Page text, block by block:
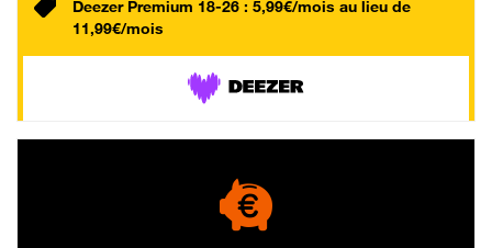
Deezer Premium 18-26 : 5,99€/mois au lieu de
11,99€/mois